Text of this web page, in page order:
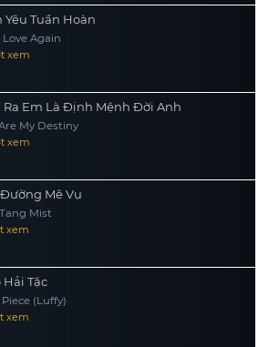
Yêu Tuần Hoàn
Love Again
xem
Ra Em Là Định Mệnh Đời Anh
My Destiny
xem
Mê Vụ
Mist
xem
Tặc
(Luffy)
xem